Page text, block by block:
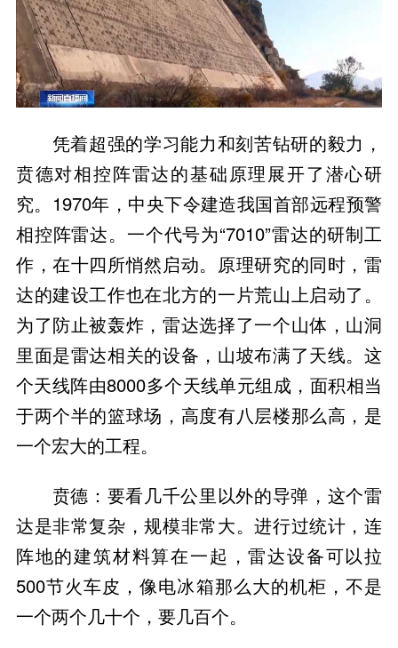
凭着超强的学习能力和刻苦钻研的毅力，
贲德对相控阵雷达的基础原理展开了潜心研
究。1970年，中央下令建造我国首部远程预警
相控阵雷达。一个代号为“7010”雷达的研制工
作，在十四所悄然启动。原理研究的同时，雷
达的建设工作也在北方的一片荒山上启动了。
为了防止被轰炸，雷达选择了一个山体，山洞
里面是雷达相关的设备，山坡布满了天线。这
个天线阵由8000多个天线单元组成，面积相当
于两个半的篮球场，高度有八层楼那么高，是
一个宏大的工程。
贲德：要看几千公里以外的导弹，这个雷
达是非常复杂，规模非常大。进行过统计，连
阵地的建筑材料算在一起，雷达设备可以拉
500节火车皮，像电冰箱那么大的机柜，不是
一个两个几十个，要几百个。